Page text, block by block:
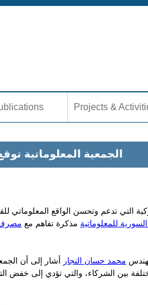
to navigation
Projects &
الجمعية المعلوماتية
التي تدعم وتحسن الواقع المعلوماتي
للمعلوماتية مذكرة تفاهم مع مصرف
محمد حسان النجار أشار إلى أن
بين الشركاء، والتي تؤدي إلى